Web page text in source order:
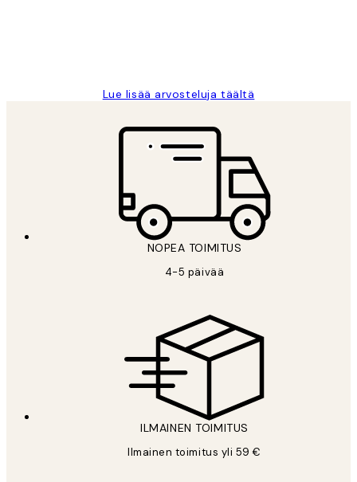
Lue lisää arvosteluja täältä
NOPEA TOIMITUS
4-5 päivää
ILMAINEN TOIMITUS
Ilmainen toimitus yli 59 €